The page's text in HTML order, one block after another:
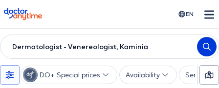
doctoranytime EN
Dermatologist - Venereologist, Kaminia
DO+ Special prices Availability Services